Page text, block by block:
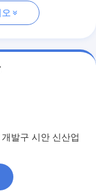
발구 시안 신산업